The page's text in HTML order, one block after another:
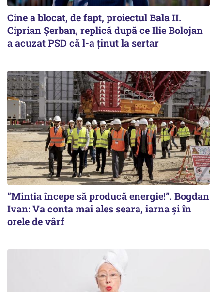
Cine a blocat, de fapt, proiectul Bala II.
Ciprian Șerban, replică după ce Ilie Bolojan
a acuzat PSD că l-a ținut la sertar
”Mintia începe să producă energie!”. Bogdan
Ivan: Va conta mai ales seara, iarna și în
orele de vârf